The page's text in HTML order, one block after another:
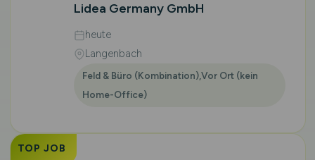
Lidea Germany GmbH
heute
Langenbach
Feld & Büro (Kombination),Vor Ort (kein
Home-Office)
TOP JOB